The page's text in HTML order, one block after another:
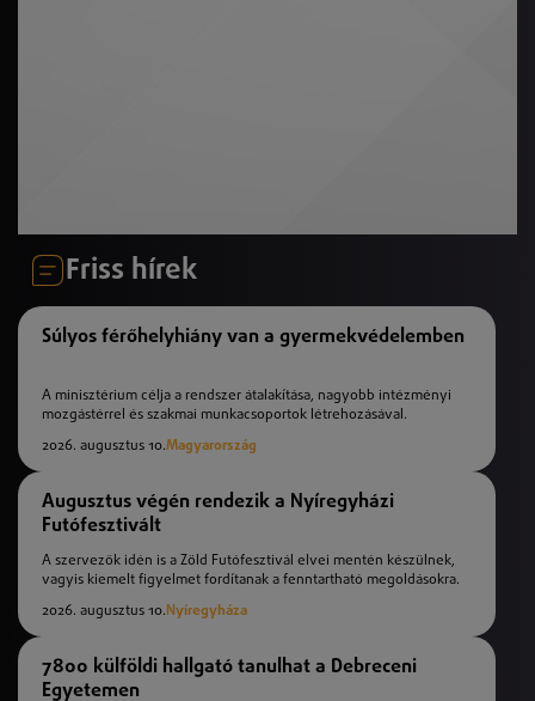
Friss hírek
Súlyos férőhelyhiány van a gyermekvédelemben
A minisztérium célja a rendszer átalakítása, nagyobb intézményi
mozgástérrel és szakmai munkacsoportok létrehozásával.
2026. augusztus 10.Magyarország
Augusztus végén rendezik a Nyíregyházi
Futófesztivált
A szervezők idén is a Zöld Futófesztivál elvei mentén készülnek,
vagyis kiemelt figyelmet fordítanak a fenntartható megoldásokra.
2026. augusztus 10. Nyíregyháza
7800 külföldi hallgató tanulhat a Debreceni
Egyetemen